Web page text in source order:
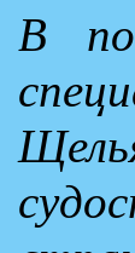
В